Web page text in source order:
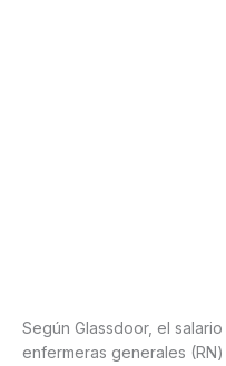
Según Glassdoor, el
enfermeras generales